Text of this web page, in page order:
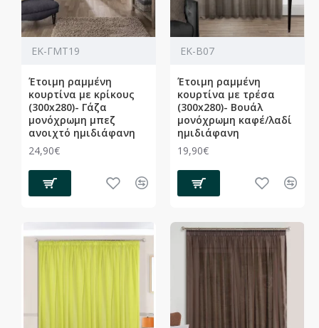
ΕΚ-ΓΜΤ19
Έτοιμη ραμμένη
κουρτίνα με κρίκους
(300x280)- Γάζα
μονόχρωμη μπεζ
ανοιχτό ημιδιάφανη
24,90€
ΕΚ-Β07
Έτοιμη ραμμένη
κουρτίνα με τρέσα
(300x280)- Βουάλ
μονόχρωμη καφέ/λαδί
ημιδιάφανη
19,90€